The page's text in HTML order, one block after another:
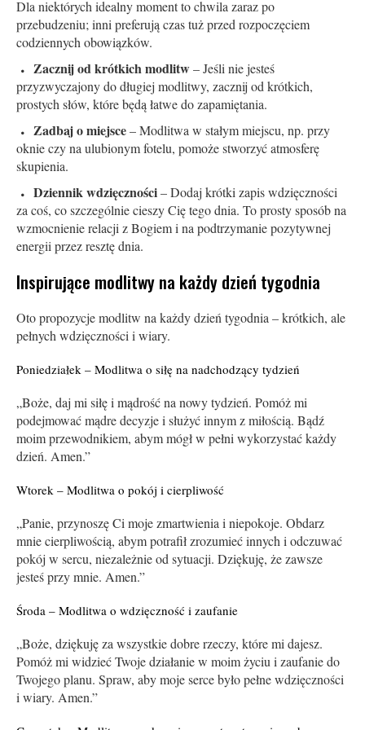
Dla niektórych idealny moment to chwila zaraz po
przebudzeniu; inni preferują czas tuż przed rozpoczęciem
codziennych obowiązków.
Zacznij od krótkich modlitw– Jeśli nie jesteś
przyzwyczajony do długiej modlitwy, zacznij od krótkich,
prostych słów, które będą łatwe do zapamiętania.
Zadbaj o miejsce– Modlitwa w stałym miejscu, np. przy
oknie czy na ulubionym fotelu, pomoże stworzyć atmosferę
skupienia.
Dziennik wdzięczności– Dodaj krótki zapis wdzięczności
za coś, co szczególnie cieszy Cię tego dnia. To prosty sposób na
wzmocnienie relacji z Bogiem i na podtrzymanie pozytywnej
energii przez resztę dnia.
Inspirujące modlitwy na każdy dzień tygodnia
Oto propozycje modlitw na każdy dzień tygodnia – krótkich, ale
pełnych wdzięczności i wiary.
Poniedziałek – Modlitwa o siłę na nadchodzący tydzień
„Boże, daj mi siłę i mądrość na nowy tydzień. Pomóż mi
podejmować mądre decyzje i służyć innym z miłością. Bądź
moim przewodnikiem, abym mógł w pełni wykorzystać każdy
dzień. Amen.”
Wtorek – Modlitwa o pokój i cierpliwość
„Panie, przynoszę Ci moje zmartwienia i niepokoje. Obdarz
mnie cierpliwością, abym potrafił zrozumieć innych i odczuwać
pokój w sercu, niezależnie od sytuacji. Dziękuję, że zawsze
jesteś przy mnie. Amen.”
Środa – Modlitwa o wdzięczność i zaufanie
„Boże, dziękuję za wszystkie dobre rzeczy, które mi dajesz.
Pomóż mi widzieć Twoje działanie w moim życiu i zaufanie do
Twojego planu. Spraw, aby moje serce było pełne wdzięczności
i wiary. Amen.”